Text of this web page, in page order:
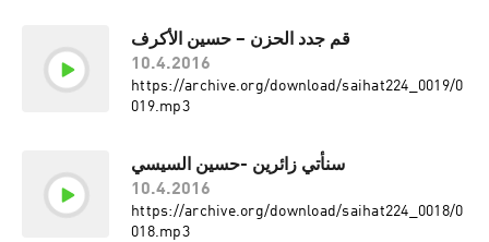
قم جدد الحزن – حسين الأكرف
10.4.2016
https://archive.org/download/saihat224_0019/0
019.mp3
سنأتي زائرين -حسين السيسي
10.4.2016
https://archive.org/download/saihat224_0018/0
018.mp3